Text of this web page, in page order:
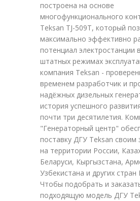
построена на основе
многофункционального
Teksan TJ-509T, который
максимально эффективно
потенциал электростанции
штатных режимах
компания Teksan -
временем разработчик и
надёжных дизельных
история успешного
почти три десятилетия.
"Генераторный центр"
поставку ДГУ Teksan своим
на территории России,
Беларуси, Кыргызстана,
Узбекистана и других
Чтобы подобрать и
подходящую модель ДГУ